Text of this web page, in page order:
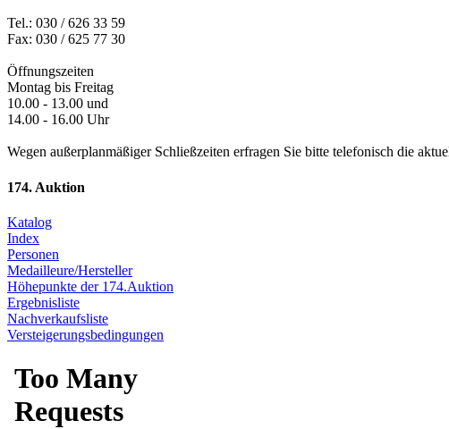
Tel.: 030 / 626 33 59
Fax: 030 / 625 77 30
Öffnungszeiten
Montag bis Freitag
10.00 - 13.00 und
14.00 - 16.00 Uhr
Wegen außerplanmäßiger Schließzeiten erfragen Sie bitte telefonisch die
174. Auktion
Katalog
Index
Personen
Medailleure/Hersteller
Höhepunkte der 174.Auktion
Ergebnisliste
Nachverkaufsliste
Versteigerungsbedingungen